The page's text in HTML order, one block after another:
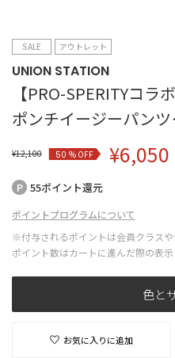
SALE アウトレット
UNION STATION
【PRO-SPERITYコラ
ポンチイージーパン
¥12,100 50% OFF ¥6,050
55ポイント還元
ポイントプログラムについて
※付与されるポイントは会員クラス
ポイント数はカートに進んだ際の表
色と
お気に入りに追加